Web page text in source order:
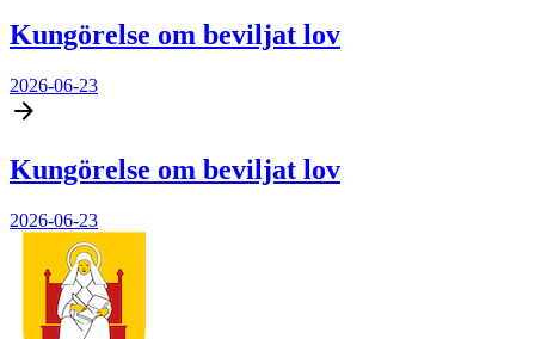
Kungörelse om beviljat lov
2026-06-23
Kungörelse om beviljat lov
2026-06-23